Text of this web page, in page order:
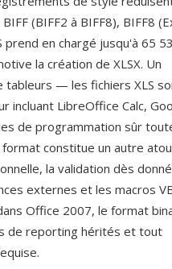
(BIFF2 à BIFF8), BIFF8
en chargé jusqu'à 65
la création de XLSX. Un
tableurs — les fichiers XLS
incluant LibreOffice Calc,
de programmation sûr
constitue un autre
la validation dès
externes et les macros
Office 2007, le format
de reporting hérités et tout